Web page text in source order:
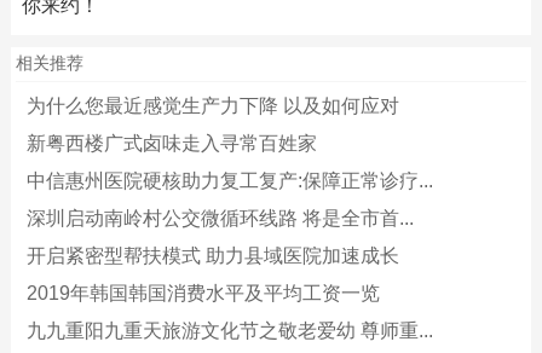
你来约！
相关推荐
为什么您最近感觉生产力下降 以及如何应对
新粤西楼广式卤味走入寻常百姓家
中信惠州医院硬核助力复工复产:保障正常诊疗...
深圳启动南岭村公交微循环线路 将是全市首...
开启紧密型帮扶模式 助力县域医院加速成长
2019年韩国韩国消费水平及平均工资一览
九九重阳九重天旅游文化节之敬老爱幼 尊师重...